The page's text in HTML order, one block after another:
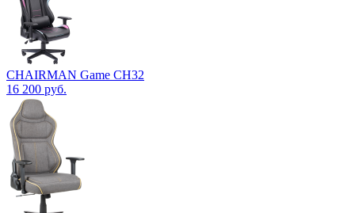
CHAIRMAN Game CH32
16 200 руб.